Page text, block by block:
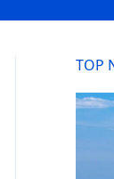
TOP